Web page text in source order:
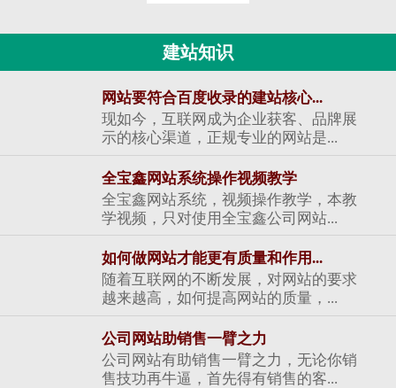
建站知识
网站要符合百度收录的建站核心...
现如今，互联网成为企业获客、品牌展
示的核心渠道，正规专业的网站是...
全宝鑫网站系统操作视频教学
全宝鑫网站系统，视频操作教学，本教
学视频，只对使用全宝鑫公司网站...
如何做网站才能更有质量和作用...
随着互联网的不断发展，对网站的要求
越来越高，如何提高网站的质量，...
公司网站助销售一臂之力
公司网站有助销售一臂之力，无论你销
售技功再牛逼，首先得有销售的客...